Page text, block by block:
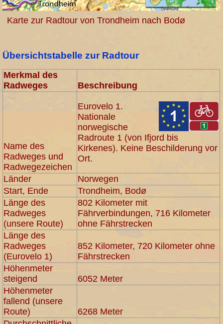
Karte zur Radtour von Trondheim nach Bodø
Übersichtstabelle zur Radtour
Merkmal des
Radweges
Beschreibung
Name des
Radweges und
Radwegezeichen
Eurovelo 1.
Nationale
norwegische
Radroute 1 (von Ifjord bis
Kirkenes). Keine Beschilderung vor
Ort.
Länder
Norwegen
Start, Ende
Trondheim, Bodø
Länge des
Radweges
(unsere Route)
802 Kilometer mit
Fährverbindungen, 716 Kilometer
ohne Fährstrecken
Länge des
Radweges
(Eurovelo 1)
852 Kilometer, 720 Kilometer ohne
Fährstrecken
Höhenmeter
steigend
6052 Meter
Höhenmeter
fallend (unsere
Route)
6268 Meter